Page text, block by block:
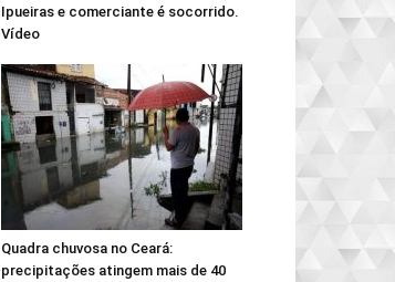
Ipueiras e comerciante é socorrido.
Vídeo
Quadra chuvosa no Ceará:
precipitações atingem mais de 40